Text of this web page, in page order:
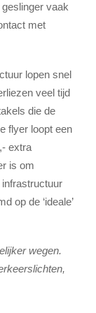
vaak
met
lopen snel
veel tijd
die de
flyer loopt een
extra
is om
op de ‘ideale’
wegen.